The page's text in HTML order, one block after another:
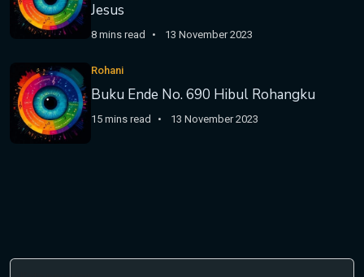
Jesus
8 mins read 13 November 2023
Rohani
Buku Ende No. 690 Hibul Rohangku
15 mins read 13 November 2023